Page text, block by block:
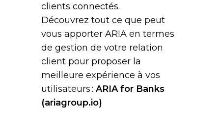
clients connectés.
Découvrez tout ce que peut
vous apporter ARIA en termes
de gestion de votre relation
client pour proposer la
meilleure expérience à vos
utilisateurs : ARIA for Banks
(ariagroup.io)